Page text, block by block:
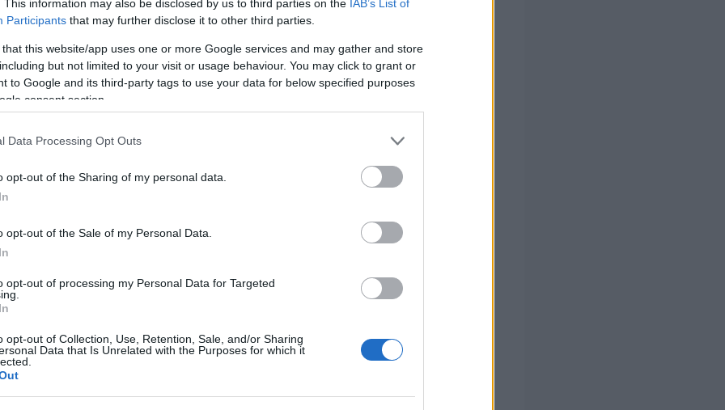
This information may also be disclosed by us to third parties on the IAB’s List of
Participants that may further disclose it to other third parties.
that this website/app uses one or more Google services and may gather and store
but not limited to your visit or usage behaviour. You may click to grant or
to Google and its third-party tags to use your data for below specified purposes
consent section.
Data Processing Opt Outs
opt-out of the Sharing of my personal data.
opt-out of the Sale of my Personal Data.
opt-out of processing my Personal Data for Targeted
opt-out of Collection, Use, Retention, Sale, and/or Sharing
Data that Is Unrelated with the Purposes for which it
στοδιαγωνισμόέχουν οι Έλληνες πολίτες (
προσόντα και προϋποθέσεις:
Λυκείουή άλλης ισότιμης Σχολής Εσωτερικού ή Εξωτερικού.
ημερομηνία γέννησης θεωρείται η 31η Δεκεμβρίου του έτους
Δηλαδή όσοι γεννήθηκαν από την 01-01-1998 και μεταγενέστερα.
(
και χειμερινή στολή) εξωτερικά εμφανής και επιπλέον β) οι
ως εκ του περιεχομένου τους, είτε αναιρούν την επιβαλλόμενη
ουδετερότητα των υπαλλήλων του Δημοσίου είτε προκαλούν κατά
δεν συνάδει προς την ιδιότητα και τα καθήκοντά τους.